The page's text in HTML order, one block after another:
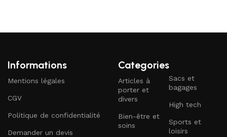
Informations
Mentions légales
CGV
Politique de confidentialité
Demander un devis
Categories
Articles à
porter et
divers
Bien-être et
soins
Sacs et
bagages
High tech
Sports et
loisirs